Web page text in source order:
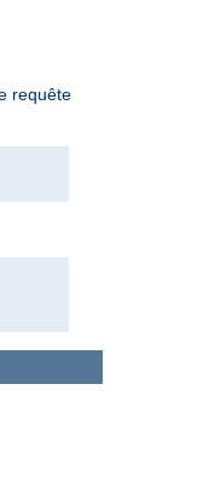
requête